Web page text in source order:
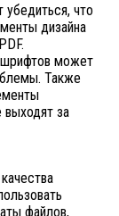
что
дизайна
шрифтов может
Также
за
файлов,